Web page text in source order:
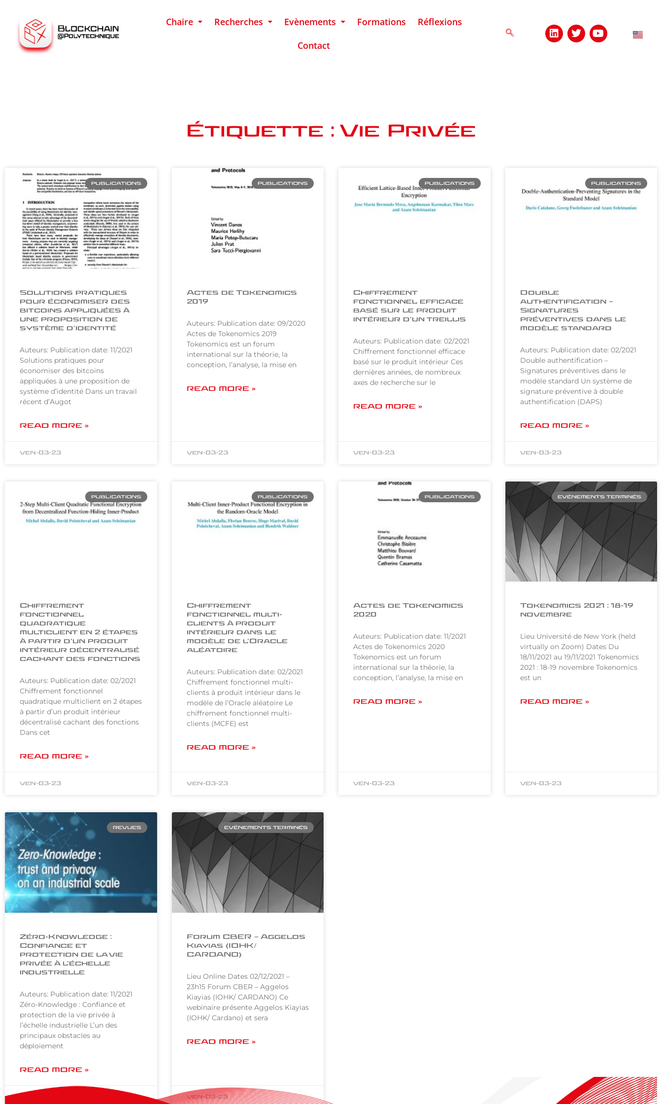
Chaire Recherches Evènements Formations
Réflexions
Contact
Étiquette : Vie Privée
PUBLICATIONS
Solutions pratiques
pour économiser des
bitcoins appliquées à
une proposition de
système d’identité
Auteurs: Publication date: 11/2021
Solutions pratiques pour
économiser des bitcoins
appliquées à une proposition de
système d’identité Dans un travail
récent d’Augot
READ MORE »
ven-03-23
PUBLICATIONS
Actes de Tokenomics
2019
Auteurs: Publication date: 09/2020
Actes de Tokenomics 2019
Tokenomics est un forum
international sur la théorie, la
conception, l’analyse, la mise en
READ MORE »
ven-03-23
PUBLICATIONS
Chiffrement
fonctionnel efficace
basé sur le produit
intérieur d’un treillis
Auteurs: Publication date: 02/2021
Chiffrement fonctionnel efficace
basé sur le produit intérieur Ces
dernières années, de nombreux
axes de recherche sur le
READ MORE »
ven-03-23
PUBLICATIONS
Double
authentification –
Signatures
préventives dans le
modèle standard
Auteurs: Publication date: 02/2021
Double authentification –
Signatures préventives dans le
modèle standard Un système de
signature préventive à double
authentification (DAPS)
READ MORE »
ven-03-23
PUBLICATIONS
Chiffrement
fonctionnel
quadratique
multiclient en 2 étapes
à partir d’un produit
intérieur décentralisé
cachant des fonctions
Auteurs: Publication date: 02/2021
Chiffrement fonctionnel
quadratique multiclient en 2 étapes
à partir d’un produit intérieur
décentralisé cachant des fonctions
Dans cet
READ MORE »
ven-03-23
PUBLICATIONS
Chiffrement
fonctionnel multi-
clients à produit
intérieur dans le
modèle de l’Oracle
aléatoire
Auteurs: Publication date: 02/2021
Chiffrement fonctionnel multi-
clients à produit intérieur dans le
modèle de l’Oracle aléatoire Le
chiffrement fonctionnel multi-
clients (MCFE) est
READ MORE »
ven-03-23
PUBLICATIONS
Actes de Tokenomics
2020
Auteurs: Publication date: 11/2021
Actes de Tokenomics 2020
Tokenomics est un forum
international sur la théorie, la
conception, l’analyse, la mise en
READ MORE »
ven-03-23
EVÉNEMENTS TERMINÉS
Tokenomics 2021 : 18-19
novembre
Lieu Université de New York (held
virtually on Zoom) Dates Du
18/11/2021 au 19/11/2021 Tokenomics
2021 : 18-19 novembre Tokenomics
est un
READ MORE »
ven-03-23
REVUES
Zéro-Knowledge :
Confiance et
protection de la vie
privée à l’échelle
industrielle
Auteurs: Publication date: 11/2021
Zéro-Knowledge : Confiance et
protection de la vie privée à
l’échelle industrielle L’un des
principaux obstacles au
déploiement
READ MORE »
EVÉNEMENTS TERMINÉS
Forum CBER – Aggelos
Kiayias (IOHK/
CARDANO)
Lieu Online Dates 02/12/2021 –
23h15 Forum CBER – Aggelos
Kiayias (IOHK/ CARDANO) Ce
webinaire présente Aggelos Kiayias
(IOHK/ Cardano) et sera
READ MORE »
ven-03-23